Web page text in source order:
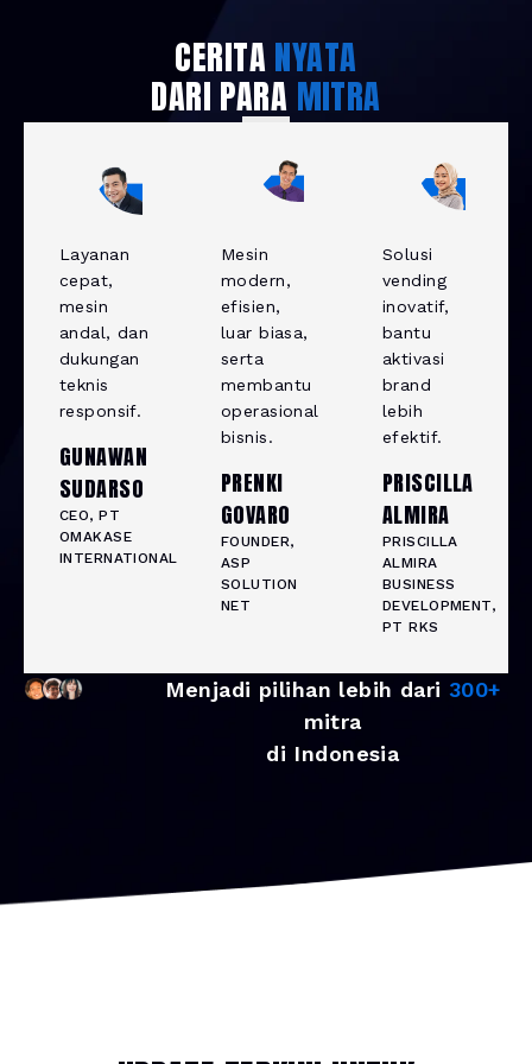
CERITANYATA
DARI PARA MITRA
Layanan
cepat,
mesin
andal, dan
dukungan
teknis
responsif.
GUNAWAN
SUDARSO
CEO, PT
OMAKASE
INTERNATIONAL
Mesin
modern,
efisien,
luar biasa,
serta
membantu
operasional
bisnis.
PRENKI
GOVARO
FOUNDER,
ASP
SOLUTION
NET
Solusi
vending
inovatif,
bantu
aktivasi
brand
lebih
efektif.
PRISCILLA
ALMIRA
PRISCILLA
ALMIRA
BUSINESS
DEVELOPMENT,
PT RKS
Menjadi pilihan lebih dari 300+
mitra
di Indonesia